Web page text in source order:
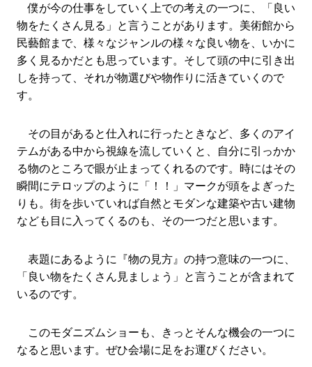
僕が今の仕事をしていく上での考えの一つに、「良い
物をたくさん見る」と言うことがあります。美術館から
民藝館まで、様々なジャンルの様々な良い物を、いかに
多く見るかだとも思っています。そして頭の中に引き出
しを持って、それが物選びや物作りに活きていくので
す。
その目があると仕入れに行ったときなど、多くのアイ
テムがある中から視線を流していくと、自分に引っかか
る物のところで眼が止まってくれるのです。時にはその
瞬間にテロップのように「！！」マークが頭をよぎった
りも。街を歩いていれば自然とモダンな建築や古い建物
なども目に入ってくるのも、その一つだと思います。
表題にあるように『物の見方』の持つ意味の一つに、
「良い物をたくさん見ましょう」と言うことが含まれて
いるのです。
このモダニズムショーも、きっとそんな機会の一つに
なると思います。ぜひ会場に足をお運びください。